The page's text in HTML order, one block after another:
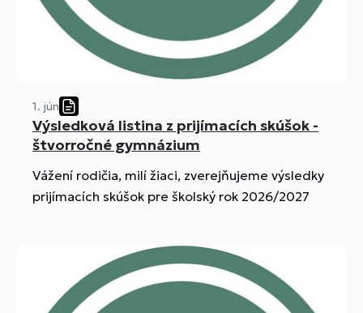
1. jún
Výsledková listina z prijímacích skúšok -
štvorročné gymnázium
Vážení rodičia, milí žiaci, zverejňujeme výsledky
prijímacích skúšok pre školský rok 2026/2027